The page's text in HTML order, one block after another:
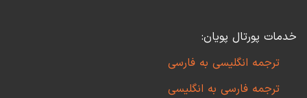
خدمات پورتال پویان:
ترجمه انگلیسی به فارسی
ترجمه فارسی به انگلیسی